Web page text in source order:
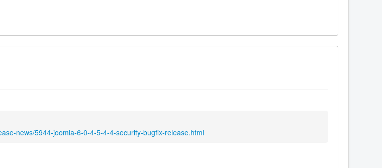
news/5944-joomla-6-0-4-5-4-4-security-bugfix-release.html